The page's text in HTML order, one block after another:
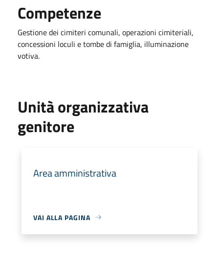
Competenze
Gestione dei cimiteri comunali, operazioni cimiteriali,
concessioni loculi e tombe di famiglia, illuminazione
votiva.
Unità organizzativa
genitore
Area amministrativa
VAI ALLA PAGINA